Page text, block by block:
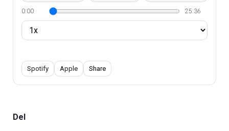
0:00 25:36
Spotify Apple Share
Del